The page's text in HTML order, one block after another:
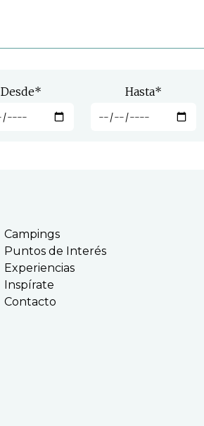
Desde* Hasta*
Campings
Puntos de Interés
Experiencias
Inspírate
Contacto